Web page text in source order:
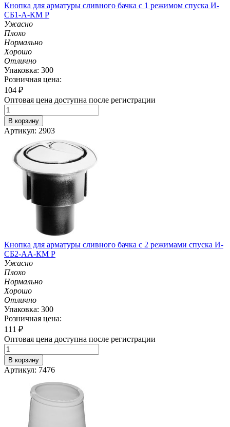
Кнопка для арматуры сливного бачка с 1 режимом спуска И-
СБ1-А-КМ Р
Ужасно
Плохо
Нормально
Хорошо
Отлично
Упаковка: 300
Розничная цена:
104 ₽
Оптовая цена доступна после регистрации
В корзину
Артикул: 2903
Кнопка для арматуры сливного бачка с 2 режимами спуска И-
СБ2-АА-КМ Р
Ужасно
Плохо
Нормально
Хорошо
Отлично
Упаковка: 300
Розничная цена:
111 ₽
Оптовая цена доступна после регистрации
В корзину
Артикул: 7476